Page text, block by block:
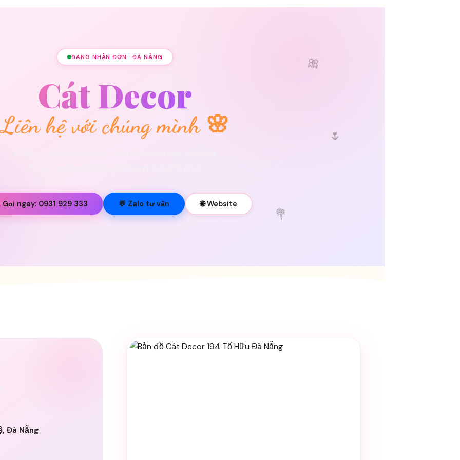
🎀
🌷
💐
ĐANG NHẬN ĐƠN · ĐÀ NẴNG
Cát Decor
Liên hệ với chúng mình 🌸
Gọi ngay: 0931 929 333 💬 Zalo tư vấn 🌐 Website
Đà Nẵng